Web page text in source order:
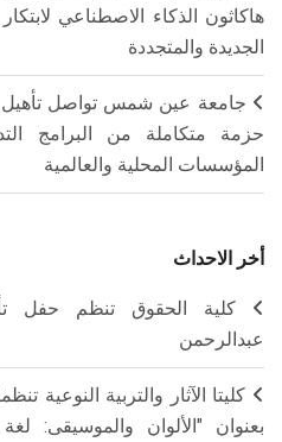
هاكاثون الذكاء الاصطناعي
الجديدة والمتجددة
جامعة عين شمس تواصل تأهيل
حزمة متكاملة من البرامج
المؤسسات المحلية والعالمية
أخر الاحداث
كلية الحقوق تنظم حفل
عبدالرحمن
كليتا الآثار والتربية النوعية
بعنوان "الألوان والموسيقى: